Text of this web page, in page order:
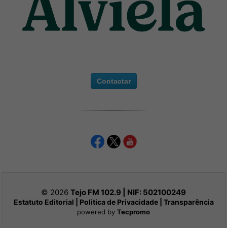
Contactar
© 2026 Tejo FM 102.9 | NIF: 502100249
Estatuto Editorial Politica de Privacidade| Transparência
powered by Tecpromo